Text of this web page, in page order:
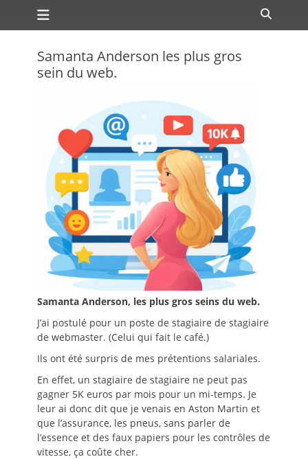
Passer
au
Premier menu
Samanta Anderson les plus gros
sein du web.
Samanta Anderson, les plus gros seins du web.
J’ai postulé pour un poste de stagiaire de stagiaire
de webmaster. (Celui qui fait le café.)
Ils ont été surpris de mes prétentions salariales.
En effet, un stagiaire de stagiaire ne peut pas
gagner 5K euros par mois pour un mi-temps. Je
leur ai donc dit que je venais en Aston Martin et
que l’assurance, les pneus, sans parler de
l’essence et des faux papiers pour les contrôles de
vitesse, ça coûte cher.